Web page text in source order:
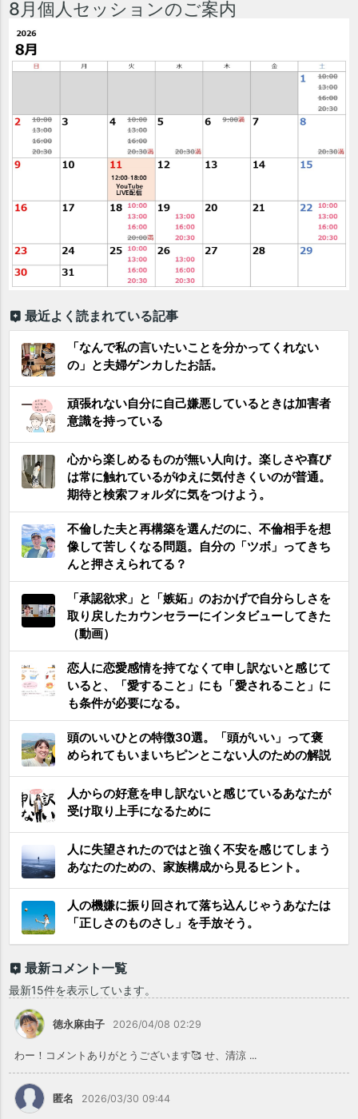
8月個人セッションのご案内
最近よく読まれている記事
「なんで私の言いたいことを分かってくれない
の」と夫婦ゲンカしたお話。
頑張れない自分に自己嫌悪しているときは加害者
意識を持っている
心から楽しめるものが無い人向け。楽しさや喜び
は常に触れているがゆえに気付きくいのが普通。
期待と検索フォルダに気をつけよう。
不倫した夫と再構築を選んだのに、不倫相手を想
像して苦しくなる問題。自分の「ツボ」ってきち
んと押さえられてる？
「承認欲求」と「嫉妬」のおかげで自分らしさを
取り戻したカウンセラーにインタビューしてきた
（動画）
恋人に恋愛感情を持てなくて申し訳ないと感じて
いると、「愛すること」にも「愛されること」に
も条件が必要になる。
頭のいいひとの特徴30選。「頭がいい」って褒
められてもいまいちピンとこない人のための解説
人からの好意を申し訳ないと感じているあなたが
受け取り上手になるために
人に失望されたのではと強く不安を感じてしまう
あなたのための、家族構成から見るヒント。
人の機嫌に振り回されて落ち込んじゃうあなたは
「正しさのものさし」を手放そう。
最新コメント一覧
最新15件を表示しています。
徳永麻由子 2026/04/08 02:29
わー！コメントありがとうございます🥰 せ、清涼 ...
匿名 2026/03/30 09:44